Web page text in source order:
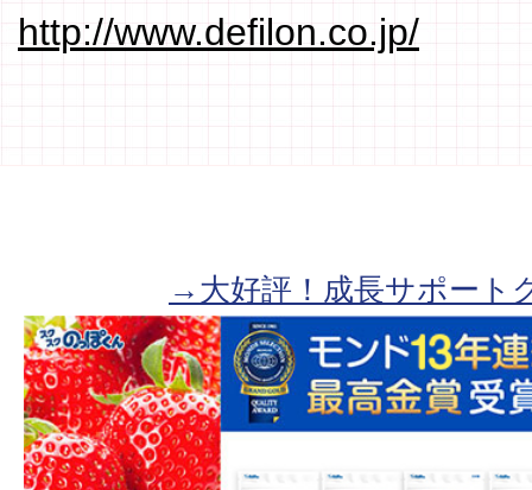
http://www.defilon.co.jp/
→大好評！成長サポート